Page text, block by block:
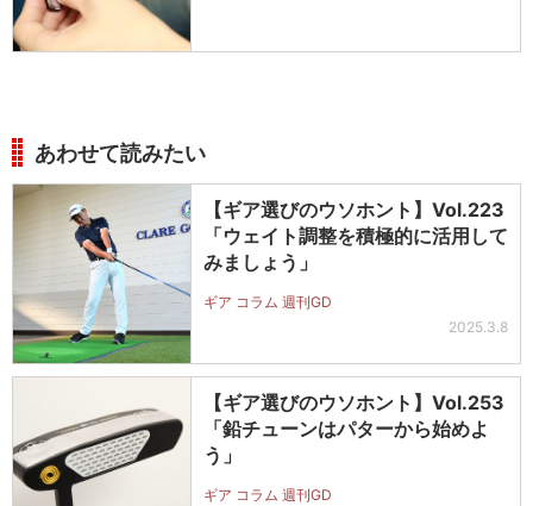
あわせて読みたい
【ギア選びのウソホント】Vol.223
「ウェイト調整を積極的に活用して
みましょう」
ギア コラム 週刊GD
2025.3.8
【ギア選びのウソホント】Vol.253
「鉛チューンはパターから始めよ
う」
ギア コラム 週刊GD